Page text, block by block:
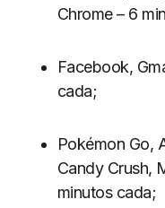
Chrome – 6
Facebook,
cada;
Pokémon Go,
Candy Crush,
minutos cada;